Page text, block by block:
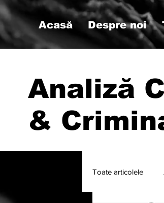
Acasă Despre noi
Analiză
&
Toate articolele